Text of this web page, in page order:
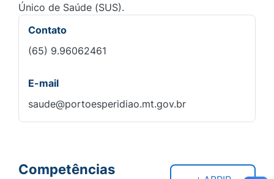
Único de Saúde (SUS).
Contato
(65) 9.96062461
E-mail
saude@portoesperidiao.mt.gov.br
Competências